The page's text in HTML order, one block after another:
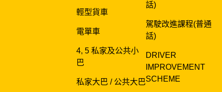
輕型貨車
電單車
4, 5 私家及公共小
巴
私家大巴 / 公共大巴
話)
駕駛改進課程(普通
話)
DRIVER
IMPROVEMENT
SCHEME